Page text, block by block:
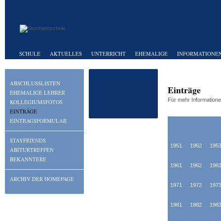
SCHULE AKTUELLES UNTERRICHT EHEMALIGE
ABSCHLUSSLISTEN
EHEMALIGE LEHRER
KOLLEGIUMSFOTOS
EINTRÄGE
EINTRAGSFORMULAR
STAYFRIENDS
ABITURTREFFEN
BEKANNTERE
ARCHIV DER HOMEPAGE
Einträge
Für mehr
1951 1952 1953
1961 1962 1963
1971 1972 1973
1981 1982 1983